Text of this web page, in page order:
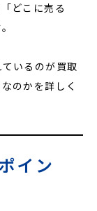
どこに売る
いるのが買取
のかを詳しく
イン